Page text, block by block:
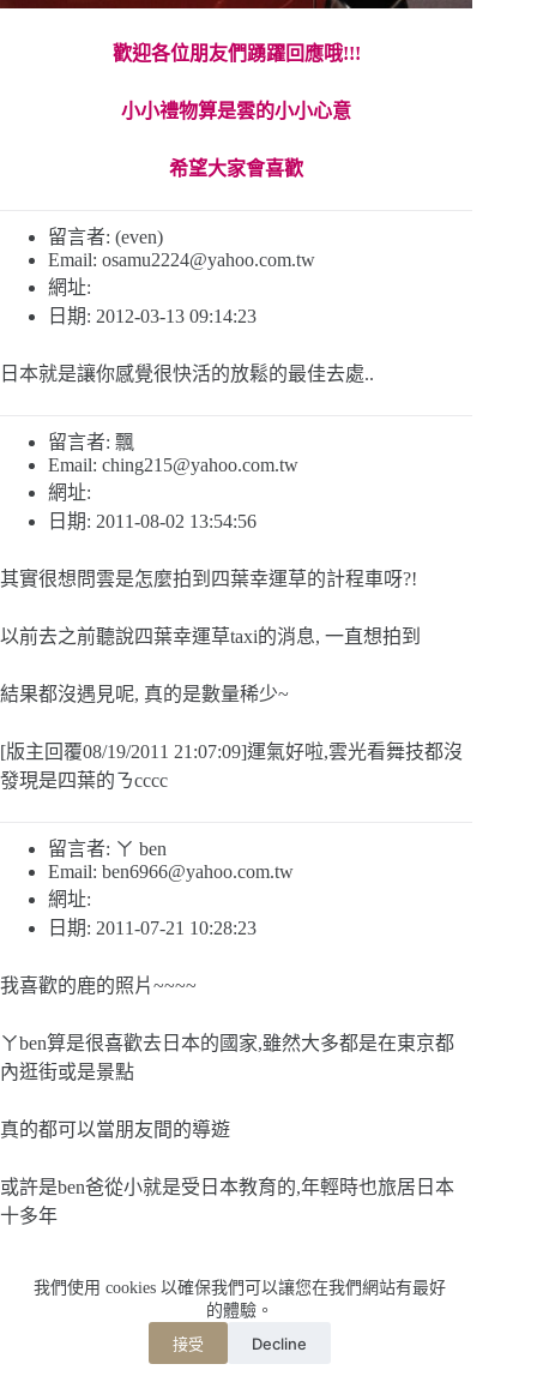
我們使用 cookies 以確保我們可以讓您在我們網站有最好
的體驗。
接受 Decline
歡迎各位朋友們踴躍回應哦!!!
小小禮物算是雲的小小心意
希望大家會喜歡
留言者: (even)
Email: osamu2224@yahoo.com.tw
網址:
日期: 2012-03-13 09:14:23
日本就是讓你感覺很快活的放鬆的最佳去處..
留言者: 飄
Email: ching215@yahoo.com.tw
網址:
日期: 2011-08-02 13:54:56
其實很想問雲是怎麼拍到四葉幸運草的計程車呀?!
以前去之前聽說四葉幸運草taxi的消息, 一直想拍到
結果都沒遇見呢, 真的是數量稀少~
[版主回覆08/19/2011 21:07:09]運氣好啦,雲光看舞技都沒
發現是四葉的ㄋcccc
留言者: ㄚ ben
Email: ben6966@yahoo.com.tw
網址:
日期: 2011-07-21 10:28:23
我喜歡的鹿的照片~~~~
ㄚben算是很喜歡去日本的國家,雖然大多都是在東京都
內逛街或是景點
真的都可以當朋友間的導遊
或許是ben爸從小就是受日本教育的,年輕時也旅居日本
十多年
從小對我們的教育就很日式,日文,生活用品,習慣,浴衣都
從小在我們的生活中出現
所以去日本玩~~總是會讓ㄚben有種回家的感覺